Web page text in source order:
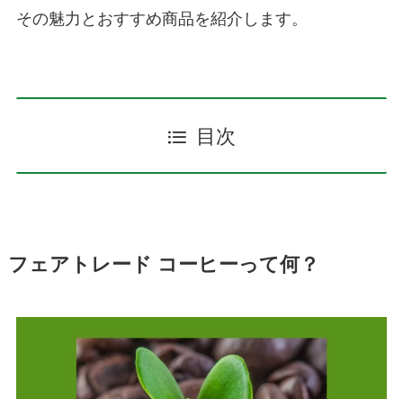
その魅力とおすすめ商品を紹介します。
目次
フェアトレード コーヒーって何？